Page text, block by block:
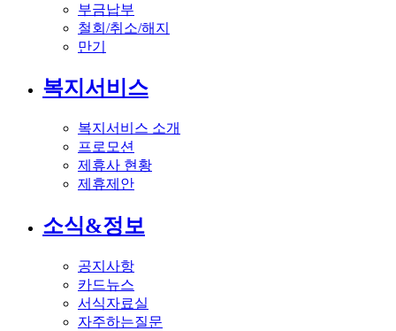
부금납부
철회/취소/해지
만기
복지서비스
복지서비스 소개
프로모션
제휴사 현황
제휴제안
소식&정보
공지사항
카드뉴스
서식자료실
자주하는질문